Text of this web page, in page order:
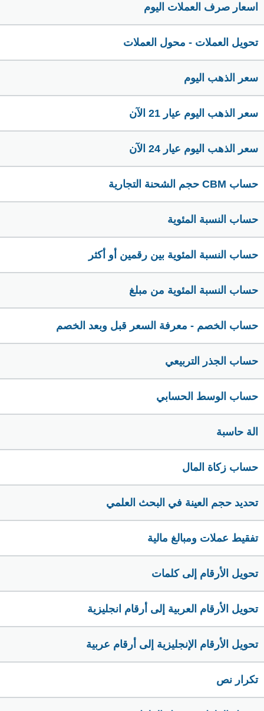
اسعار صرف العملات اليوم
تحويل العملات - محول العملات
سعر الذهب اليوم
سعر الذهب اليوم عيار 21 الآن
سعر الذهب اليوم عيار 24 الآن
حساب CBM حجم الشحنة التجارية
حساب النسبة المئوية
حساب النسبة المئوية بين رقمين أو أكثر
حساب النسبة المئوية من مبلغ
حساب الخصم - معرفة السعر قبل وبعد الخصم
حساب الجذر التربيعي
حساب الوسط الحسابي
الة حاسبة
حساب زكاة المال
تحديد حجم العينة في البحث العلمي
تفقيط عملات ومبالغ مالية
تحويل الأرقام إلى كلمات
تحويل الأرقام العربية إلى أرقام انجليزية
تحويل الأرقام الإنجليزية إلى أرقام عربية
تكرار نص